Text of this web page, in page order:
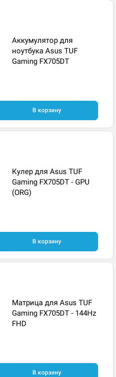
Аккумулятор для
ноутбука Asus TUF
Gaming FX705DT
В корзину
Кулер для Asus TUF
Gaming FX705DT - GPU
(ORG)
В корзину
Матрица для Asus TUF
Gaming FX705DT - 144Hz
FHD
В корзину